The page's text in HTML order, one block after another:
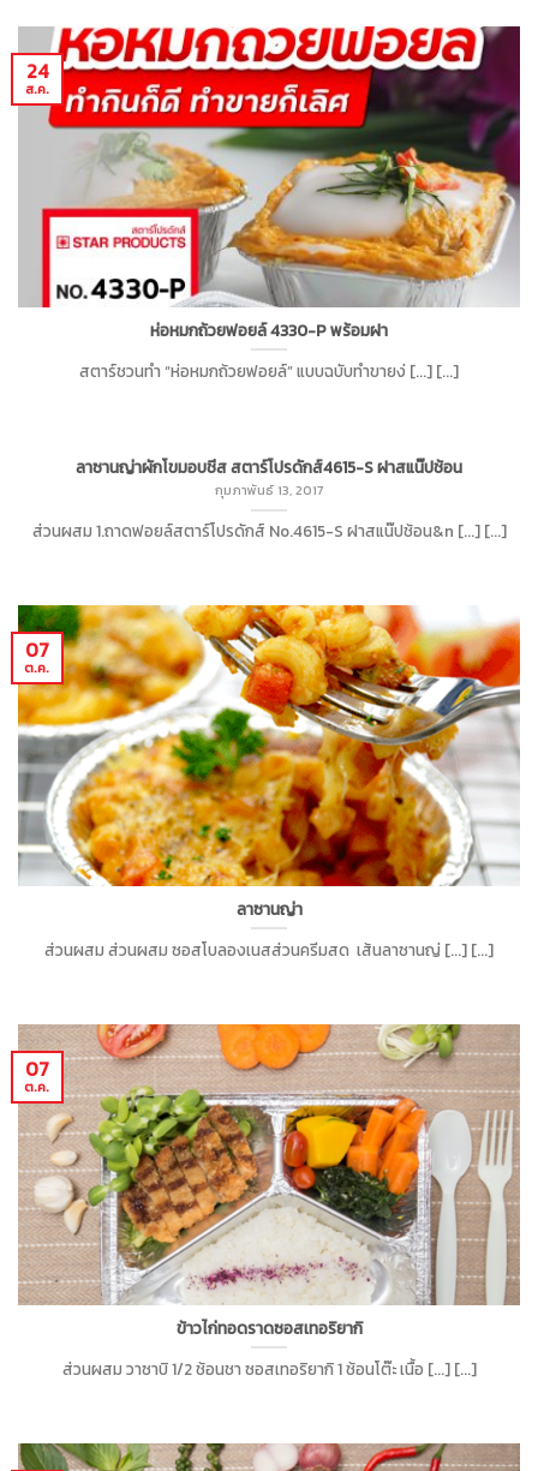
ห่อหมกถ้วยฟอยล์ 4330-P พร้อมฝา
สตาร์ชวนทำ “ห่อหมกถ้วยฟอยล์” แบบฉบับทำขายง่ [...] [...]
24
ส.ค.
ลาซานญ่าผักโขมอบชีส สตาร์โปรดักส์4615-S ฝาสแน๊ปช้อน
กุมภาพันธ์ 13, 2017
ส่วนผสม 1.ถาดฟอยล์สตาร์โปรดักส์ No.4615-S ฝาสแน๊ปช้อน&n [...] [...]
ลาซานญ่า
ส่วนผสม ส่วนผสม ซอสโบลองเนสส่วนครีมสด เส้นลาซานญ่ [...] [...]
07
ต.ค.
ข้าวไก่ทอดราดซอสเทอริยากิ
ส่วนผสม วาซาบิ 1/2 ช้อนชา ซอสเทอริยากิ 1 ช้อนโต๊ะ เนื้อ [...] [...]
07
ต.ค.